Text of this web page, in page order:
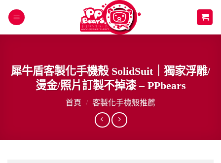
犀牛盾客製化手機殼 SolidSuit｜獨家浮雕/
燙金/照片訂製不掉漆 – PPbears
首頁 / 客製化手機殼推薦